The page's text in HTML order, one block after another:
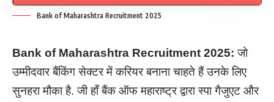
Bank of Maharashtra Recruitment 2025
Bank of Maharashtra Recruitment 2025: जो
उम्मीदवार बैंकिंग सेक्टर में करियर बनाना चाहते हैं उनके लिए
सुनहरा मौका है. जी हाँ बैंक ऑफ महाराष्ट्र द्वारा स्पा गैजुएट और